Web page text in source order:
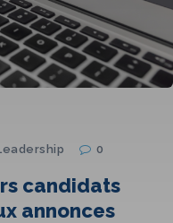
0
candidats
annonces